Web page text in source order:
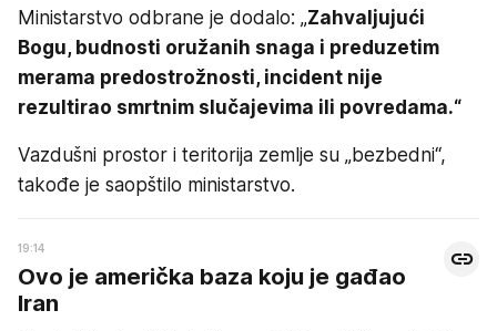
Ministarstvo odbrane je dodalo: „Zahvaljujući
Bogu, budnosti oružanih snaga i preduzetim
merama predostrožnosti, incident nije
rezultirao smrtnim slučajevima ili povredama.“
Vazdušni prostor i teritorija zemlje su „bezbedni“,
takođe je saopštilo ministarstvo.
19:14
Ovo je američka baza koju je gađao
Iran